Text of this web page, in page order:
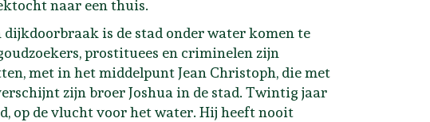
naar een thuis.
is de stad onder water komen te
prostituees en criminelen zijn
met in het middelpunt Jean Christoph, die met
zijn broer Joshua in de stad. Twintig jaar
op de vlucht voor het water. Hij heeft nooit